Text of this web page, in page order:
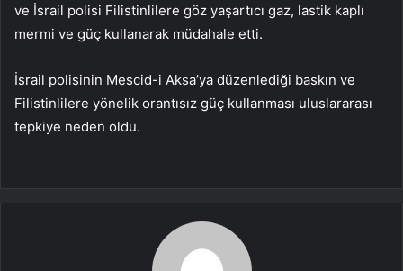
ve İsrail polisi Filistinlilere göz yaşartıcı gaz, lastik kaplı
mermi ve güç kullanarak müdahale etti.
İsrail polisinin Mescid-i Aksa’ya düzenlediği baskın ve
Filistinlilere yönelik orantısız güç kullanması uluslararası
tepkiye neden oldu.